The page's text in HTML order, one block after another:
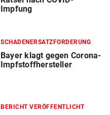
Impfung
SCHADENERSATZFORDERUNG
Bayer klagt gegen Corona-
Impfstoffhersteller
BERICHT VERÖFFENTLICHT